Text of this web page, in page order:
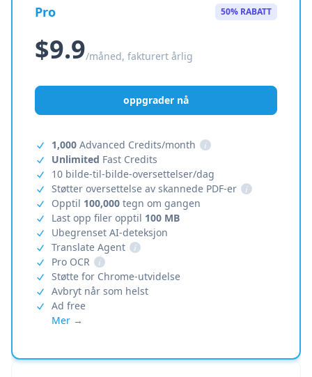
Pro 50% RABATT
$9.9/måned, fakturert årlig
oppgrader nå
1,000 Advanced Credits/month
i
Unlimited Fast Credits
10 bilde-til-bilde-oversettelser/dag
Støtter oversettelse av skannede PDF-er
i
Opptil 100,000 tegn om gangen
Last opp filer opptil 100 MB
Ubegrenset AI-deteksjon
Translate Agent
i
Pro OCR
i
Støtte for Chrome-utvidelse
Avbryt når som helst
Ad free
Mer →